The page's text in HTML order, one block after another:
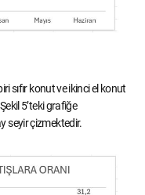
sıfır konut ve ikinci el konut
5’teki grafiğe
seyir çizmektedir.